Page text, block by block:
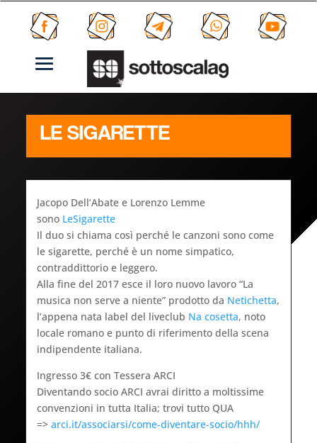
LE SIGARETTE
Jacopo Dell’Abate e Lorenzo Lemme
sono LeSigarette
Il duo si chiama così perché le canzoni sono come
le sigarette, perché è un nome simpatico,
contraddittorio e leggero.
Alla fine del 2017 esce il loro nuovo lavoro “La
musica non serve a niente” prodotto da Netichetta,
l’appena nata label del liveclub Na cosetta, noto
locale romano e punto di riferimento della scena
indipendente italiana.
Ingresso 3€ con Tessera ARCI
Diventando socio ARCI avrai diritto a moltissime
convenzioni in tutta Italia; trovi tutto QUA
=> arci.it/associarsi/come-diventare-socio/hhh/